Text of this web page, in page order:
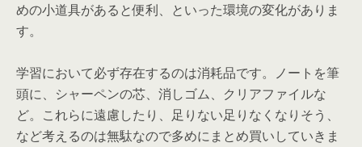
めの小道具があると便利、といった環境の変化がありま
す。
学習において必ず存在するのは消耗品です。ノートを筆
頭に、シャーペンの芯、消しゴム、クリアファイルな
ど。これらに遠慮したり、足りない足りなくなりそう、
など考えるのは無駄なので多めにまとめ買いしていきま